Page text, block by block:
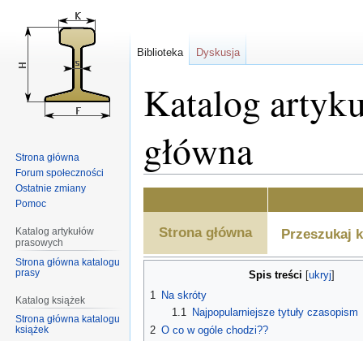
Katalog
główna
do
nawigacji
do
wyszukiwania
Strona główna Przeszukaj
Spis treści
1 Na skróty
1.1
Najpopularniejsze tytuły czasopism
2 O co w ogóle chodzi??
Biblioteka Dyskusja
Strona główna
Forum społeczności
Ostatnie zmiany
Pomoc
Katalog artykułów
prasowych
Strona główna katalogu
prasy
Katalog książek
Strona główna katalogu
książek